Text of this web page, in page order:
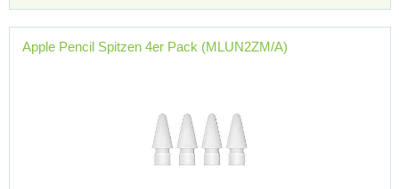
Apple Pencil Spitzen 4er Pack (MLUN2ZM/A)